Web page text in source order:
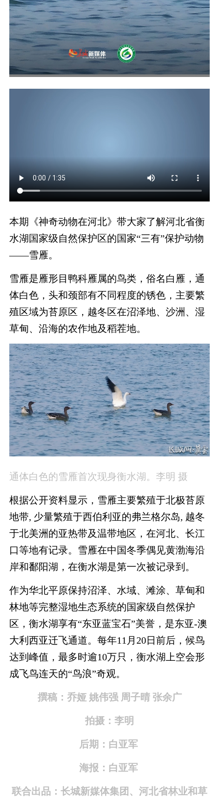
本期《神奇动物在河北》带大家了解河北省衡
水湖国家级自然保护区的国家“三有”保护动物
——雪雁。
雪雁是雁形目鸭科雁属的鸟类，俗名白雁，通
体白色，头和颈部有不同程度的锈色，主要繁
殖区域为苔原区，越冬区在沼泽地、沙洲、湿
草甸、沿海的农作地及稻茬地。
通体白色的雪雁首次现身衡水湖。李明 摄
根据公开资料显示，雪雁主要繁殖于北极苔原
地带, 少量繁殖于西伯利亚的弗兰格尔岛, 越冬
于北美洲的亚热带及温带地区，在河北、长江
口等地有记录。雪雁在中国冬季偶见黄渤海沿
岸和鄱阳湖，在衡水湖是第一次被记录到。
作为华北平原保持沼泽、水域、滩涂、草甸和
林地等完整湿地生态系统的国家级自然保护
区，衡水湖享有“东亚蓝宝石”美誉，是东亚-澳
大利西亚迁飞通道。每年11月20日前后，候鸟
达到峰值，最多时逾10万只，衡水湖上空会形
成飞鸟连天的“鸟浪”奇观。
撰稿：乔娅 姚伟强 周子晴 张余广
拍摄：李明
后期：白亚军
海报：白亚军
联合出品：长城新媒体集团、河北省林业和草